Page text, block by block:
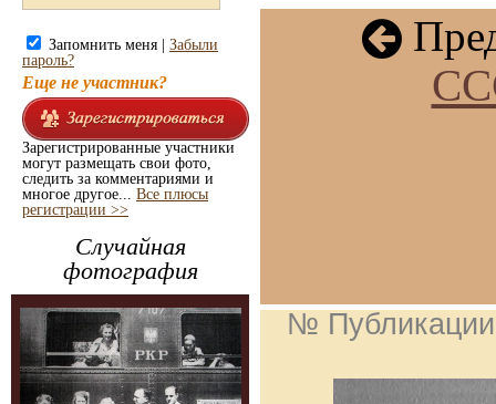
Запомнить меня | Забыли
пароль?
Еще не участник?
Зарегистрированные участники
могут размещать свои фото,
следить за комментариями и
многое другое... Все плюсы
регистрации >>
Случайная
фотография
№